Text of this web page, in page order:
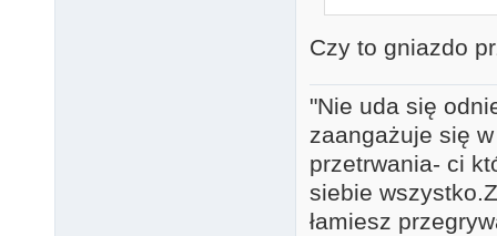
Czy to gniazdo
"Nie uda się
zaangażuje się
przetrwania- ci
siebie
łamiesz